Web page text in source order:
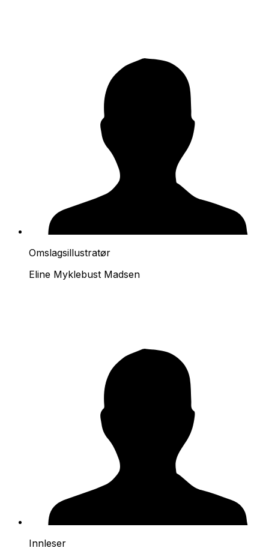
Omslagsillustratør
Eline Myklebust Madsen
Innleser